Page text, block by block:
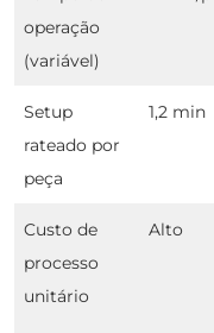
operação
(variável)
Setup
rateado por
peça
1,2 min
Custo de
processo
unitário
Alto